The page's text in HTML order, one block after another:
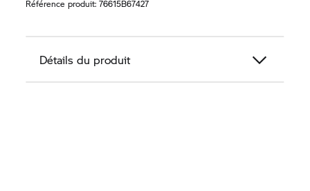
Référence produit:76615B67427
Détails du produit